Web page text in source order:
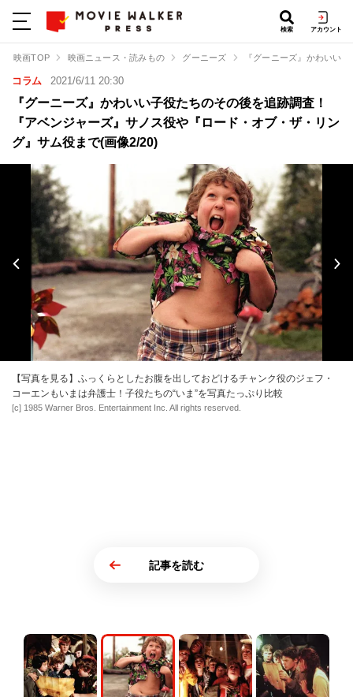
検索 アカウント
映画TOP 映画ニュース・読みもの グーニーズ 『グーニーズ』かわいい
コラム 2021/6/11 20:30
『グーニーズ』かわいい子役たちのその後を追跡調査！
『アベンジャーズ』サノス役や『ロード・オブ・ザ・リン
グ』サム役まで(画像2/20)
【写真を見る】ふっくらとしたお腹を出しておどけるチャンク役のジェフ・
コーエンもいまは弁護士！子役たちの“いま”を写真たっぷり比較
[c] 1985 Warner Bros. Entertainment Inc. All rights reserved.
記事を読む